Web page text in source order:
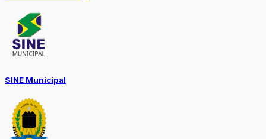
SINE Municipal